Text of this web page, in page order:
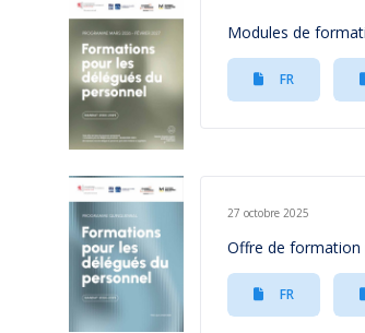
Modules de
FR
27 octobre 2025
Offre de formation
FR